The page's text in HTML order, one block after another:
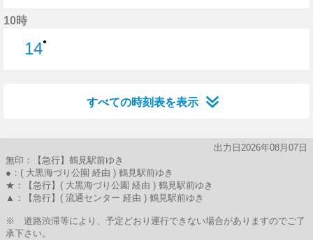
10時
14●
すべての時刻表を表示
出力日2026年08月07日
無印：【急行】鶴見駅前ゆき
●：( 大黒海づり公園 経由 ) 鶴見駅前ゆき
★：【急行】( 大黒海づり公園 経由 ) 鶴見駅前ゆき
▲：【急行】( 流通センター 経由 ) 鶴見駅前ゆき
※ 道路渋滞等により、予定どおり運行できない場合がありますのでご了
承下さい。